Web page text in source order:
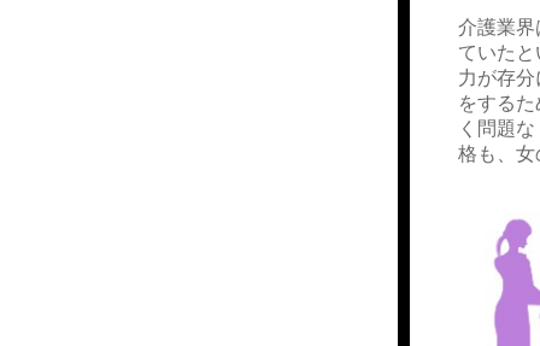
介護業
ていた
力が存
をする
く問題
格も、